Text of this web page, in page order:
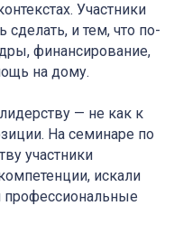
Участники
сделать, и тем, что по-
финансирование,
на дому.
— не как к
На семинаре по
участники
искали
профессиональные